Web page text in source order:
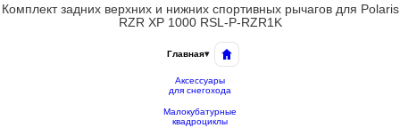
Комплект задних верхних и нижних спортивных рычагов для Polaris
RZR XP 1000 RSL-P-RZR1K
Главная▾
Аксессуары
для снегохода
Малокубатурные
квадроциклы